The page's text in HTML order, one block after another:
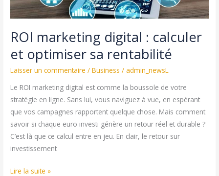
ROI marketing digital : calculer
et optimiser sa rentabilité
Laisser un commentaire /Business /admin_newsL
Le ROI marketing digital est comme la boussole de votre
stratégie en ligne. Sans lui, vous naviguez à vue, en espérant
que vos campagnes rapportent quelque chose. Mais comment
savoir si chaque euro investi génère un retour réel et durable ?
C’est là que ce calcul entre en jeu. En clair, le retour sur
investissement
ROI
Lire la suite »